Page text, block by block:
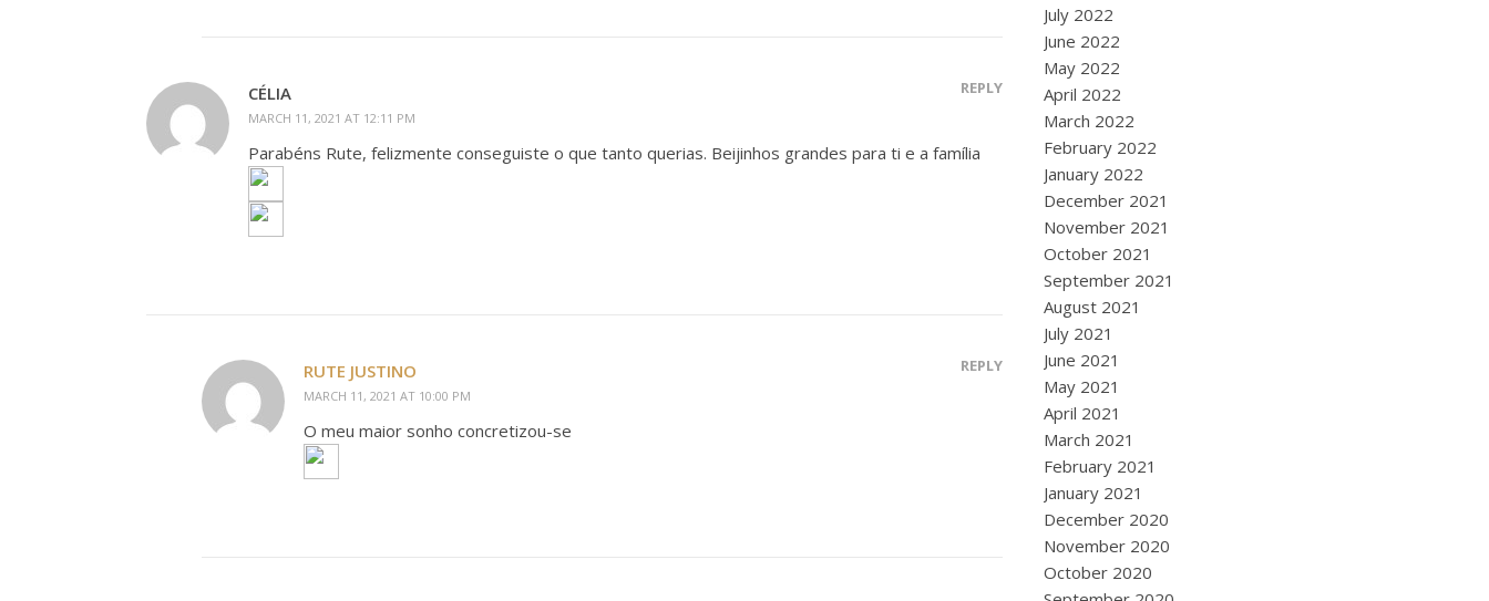
CÉLIA
MARCH 11, 2021 AT 12:11 PM
REPLY
Parabéns Rute, felizmente conseguiste o que tanto querias. Beijinhos grandes para ti e a família
RUTE JUSTINO
MARCH 11, 2021 AT 10:00 PM
REPLY
O meu maior sonho concretizou-se
July 2022
June 2022
May 2022
April 2022
March 2022
February 2022
January 2022
December 2021
November 2021
October 2021
September 2021
August 2021
July 2021
June 2021
May 2021
April 2021
March 2021
February 2021
January 2021
December 2020
November 2020
October 2020